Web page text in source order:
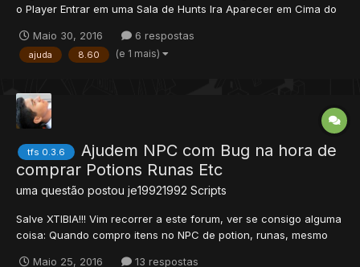
o Player Entrar em uma Sala de Hunts Ira Aparecer em Cima do
Sala de Hunts, Em Cor LARANJA tipo Como se fosse comprar
!bless... Que Aparece Aquela Mensagem em cima do...
Maio 30, 2016 6 respostas
ajuda 8.60 (e 1 mais)
tfs 0.3.6
Ajudem NPC com Bug na hora de
comprar Potions Runas Etc
uma questão postou je19921992 Scripts
Salve XTIBIA!!! Vim recorrer a este forum, ver se consigo alguma
coisa: Quando compro itens no NPC de potion, runas, mesmo
Maio 25, 2016 13 respostas